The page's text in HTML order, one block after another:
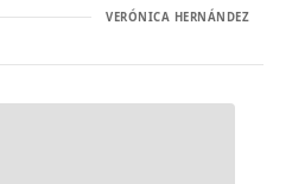
VERÓNICA HERNÁNDEZ